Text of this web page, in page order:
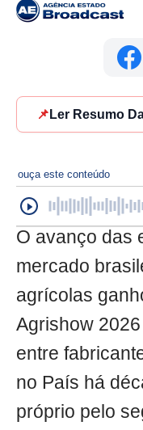
📌 Ler Resumo
ouça este conteúdo
O avanço das
mercado
agrícolas
Agrishow
entre
no País há
próprio pelo